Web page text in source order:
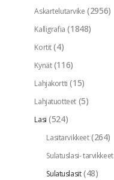
Askartelutarvike (2956)
Kalligrafia (1848)
Kortit (4)
Kynät (116)
Lahjakortti (15)
Lahjatuotteet (5)
Lasi (524)
Lasitarvikkeet (264)
Sulatuslasi- tarvikkeet
Sulatuslasit (48)